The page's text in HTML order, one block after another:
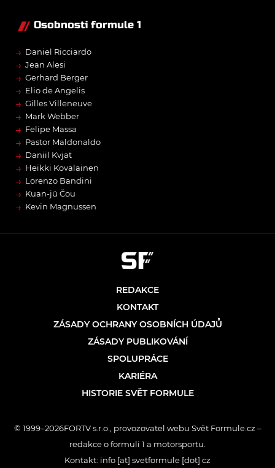
Osobnosti formule 1
→ Daniel Ricciardo
→ Jean Alesi
→ Gerhard Berger
→ Elio de Angelis
→ Gilles Villeneuve
→ Mark Webber
→ Felipe Massa
→ Pastor Maldonaldo
→ Daniil Kvjat
→ Heikki Kovalainen
→ Lorenzo Bandini
→ Kuan-jü Čou
→ Kevin Magnussen
REDAKCE
KONTAKT
ZÁSADY OCHRANY OSOBNÍCH ÚDAJŮ
ZÁSADY PUBLIKOVÁNÍ
SPOLUPRÁCE
KARIÉRA
HISTORIE SVĚT FORMULE
© 1999–2026FORTV s.r.o., provozovatel webu Svět Formule.cz –
redakce o formuli 1 a motorsportu.
Kontakt: info [at] svetformule [dot] cz